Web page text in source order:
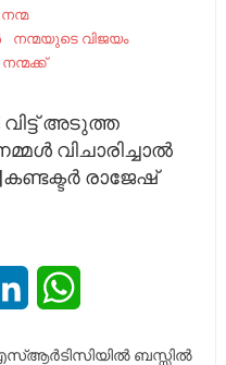
നന്മ
നന്മയുടെ വിജയം
അടുത്ത
വിചാരിച്ചാൽ
രാജേഷ്
LinkedIn
ബസ്സിൽ